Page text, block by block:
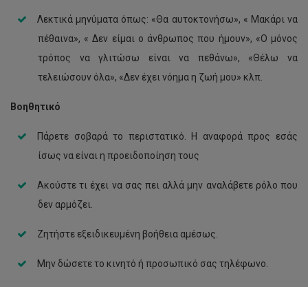
Λεκτικά μηνύματα όπως: «Θα αυτοκτονήσω», « Μακάρι να
πέθαινα», « Δεν είμαι ο άνθρωπος που ήμουν», «Ο μόνος
τρόπος να γλιτώσω είναι να πεθάνω», «Θέλω να
τελειώσουν όλα», «Δεν έχει νόημα η ζωή μου» κλπ.
Βοηθητικό
Πάρετε σοβαρά το περιστατικό. Η αναφορά προς εσάς
ίσως να είναι η προειδοποίηση τους
Ακούστε τι έχει να σας πει αλλά μην αναλάβετε ρόλο που
δεν αρμόζει.
Ζητήστε εξειδικευμένη βοήθεια αμέσως.
Μην δώσετε το κινητό ή προσωπικό σας τηλέφωνο.